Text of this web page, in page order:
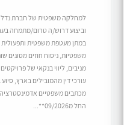
למחלקה משפטית של חברת נדל"ן
וביצוע דרוש/ה טרום/מתמחה
במתן מעטפת משפטית
משפטיות, ניסוח חוזים מסוגים
מניבים, ליווי בנקאי של
עורכי דין מהמובילים בארץ,
מכתבים משפטיים
החל מ09/2026**...